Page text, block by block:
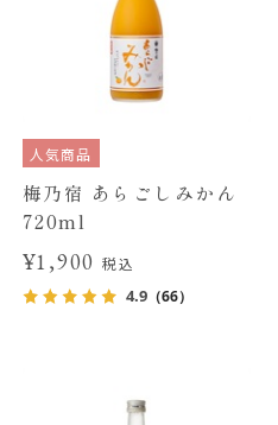
人気商品
梅乃宿 あらごしみかん
720ml
¥1,900税込
4.9（66）